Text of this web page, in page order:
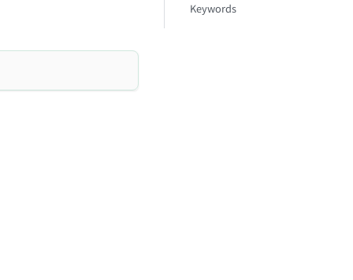
Keywords